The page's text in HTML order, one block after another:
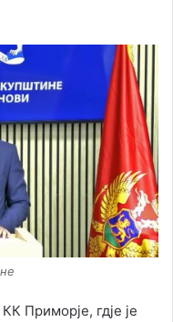
Приморје, гдје је